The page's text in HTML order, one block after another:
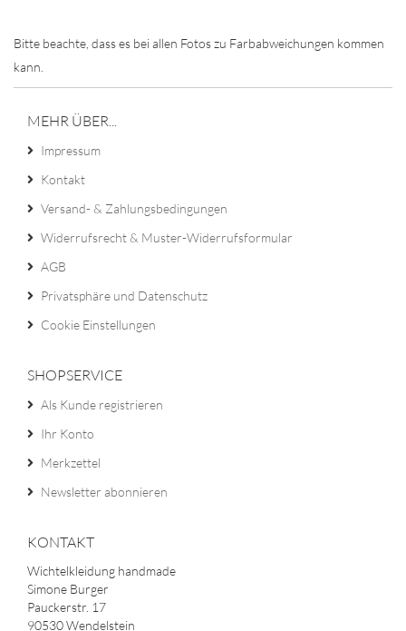
Bitte beachte, dass es bei allen Fotos zu Farbabweichungen kommen
kann.
MEHR ÜBER...
Impressum
Kontakt
Versand- & Zahlungsbedingungen
Widerrufsrecht & Muster-Widerrufsformular
AGB
Privatsphäre und Datenschutz
Cookie Einstellungen
SHOPSERVICE
Als Kunde registrieren
Ihr Konto
Merkzettel
Newsletter abonnieren
KONTAKT
Wichtelkleidung handmade
Simone Burger
Pauckerstr. 17
90530 Wendelstein